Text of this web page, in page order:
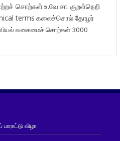
சொற்கள்உ.வே.சா. குறள்நெறி
terms கலைச்சொல்தோழர்
வகைமைச் சொற்கள் 3000
விழா